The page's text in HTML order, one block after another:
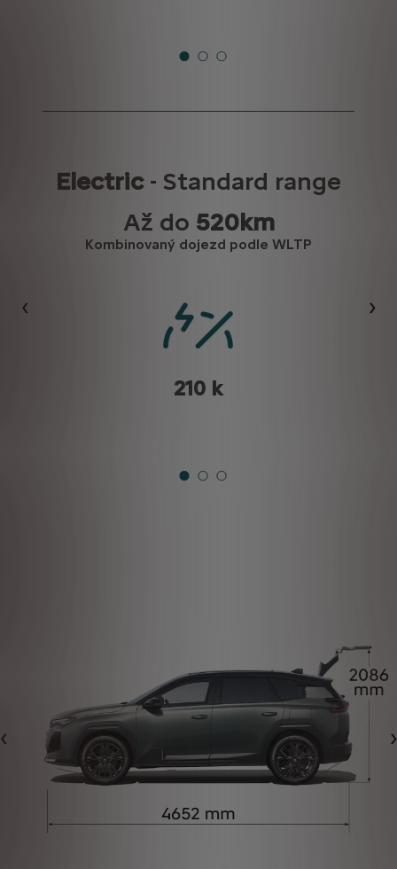
Electric- Standard range
Až do 520km
Kombinovaný dojezd podle WLTP
Předchozí
210 k
Předchozí